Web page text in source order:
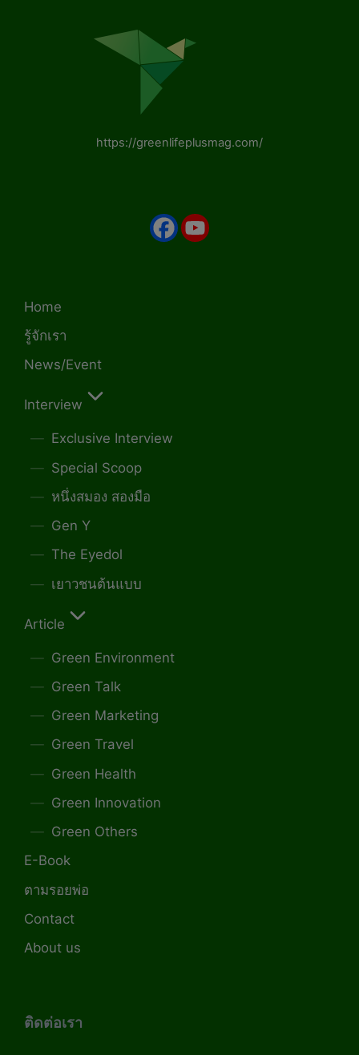
https://greenlifeplusmag.com/
Home
รู้จักเรา
News/Event
Interview
Exclusive Interview
Special Scoop
หนึ่งสมอง สองมือ
Gen Y
The Eyedol
เยาวชนต้นแบบ
Article
Green Environment
Green Talk
Green Marketing
Green Travel
Green Health
Green Innovation
Green Others
E-Book
ตามรอยพ่อ
Contact
About us
ติดต่อเรา